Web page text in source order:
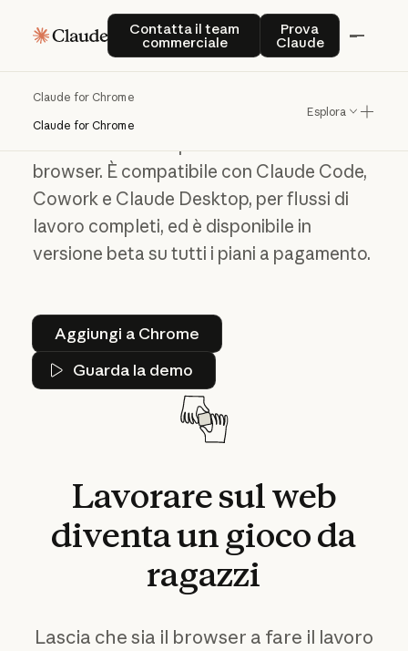
Contatta il team
commerciale
Contatta il team commerciale
Prova
Claude
Prova Claude
Claude for Chrome
Claude for Chrome
Esplora
Ti dà una mano in
tutte le tue schede
Claude for Chrome può navigare,
browser. È compatibile con Claude Code,
Cowork e Claude Desktop, per flussi di
lavoro completi, ed è disponibile in
versione beta su tutti i piani a pagamento.
Aggiungi a Chrome
Aggiungi a Chrome
Guarda la demo
Guarda la demo
Lavoraresulweb
diventaun giocoda
ragazzi
Lascia che sia il browser a fare il lavoro